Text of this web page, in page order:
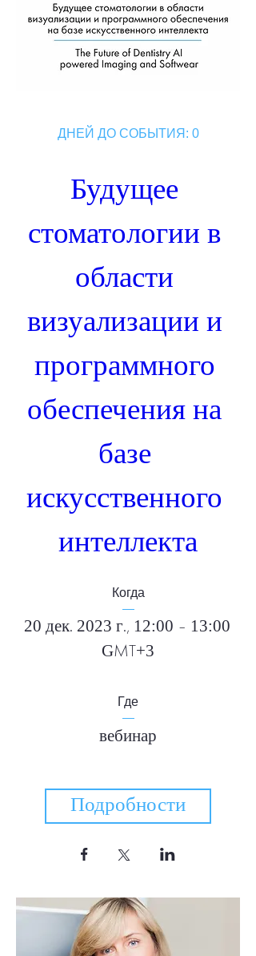
ДНЕЙ ДО СОБЫТИЯ: 0
Будущее
стоматологии в
области
визуализации и
программного
обеспечения на
базе
искусственного
интеллекта
Когда
20 дек. 2023 г., 12:00 – 13:00
GMT+3
Где
вебинар
Подробности